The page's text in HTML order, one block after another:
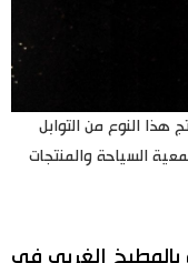
هذا النوع من التوابل
السياحة والمنتجات
بالمطبخ الغربي في